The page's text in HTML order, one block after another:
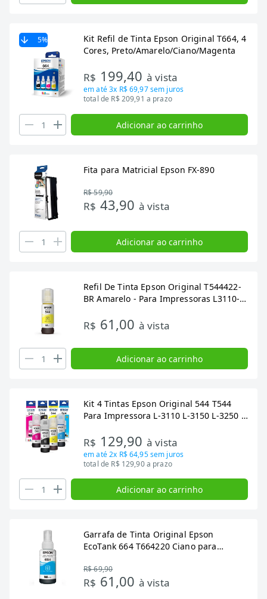
5%
Kit Refil de Tinta Epson Original T664, 4
Cores, Preto/Amarelo/Ciano/Magenta
R$ 199,40 à vista
em até3x R$ 69,97sem juros
total de R$ 209,91 a prazo
Adicionar ao carrinho
Fita para Matricial Epson FX-890
R$ 59,90
R$ 43,90 à vista
Adicionar ao carrinho
Refil De Tinta Epson Original T544422-
BR Amarelo - Para Impressoras L3110-
R$ 61,00 à vista
Adicionar ao carrinho
Kit 4 Tintas Epson Original 544 T544
Para Impressora L-3110 L-3150 L-3250 -
R$ 129,90 à vista
em até2x R$ 64,95sem juros
total de R$ 129,90 a prazo
Adicionar ao carrinho
Garrafa de Tinta Original Epson
EcoTank 664 T664220 Ciano para
R$ 69,90
R$ 61,00 à vista